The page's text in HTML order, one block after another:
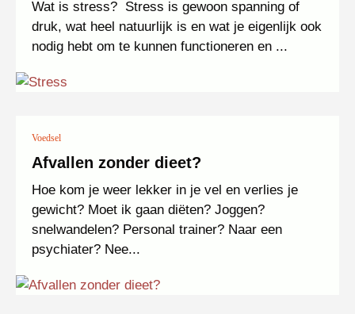
Wat is stress? Stress is gewoon spanning of
druk, wat heel natuurlijk is en wat je eigenlijk ook
nodig hebt om te kunnen functioneren en ...
Voedsel
Afvallen zonder dieet?
Hoe kom je weer lekker in je vel en verlies je
gewicht? Moet ik gaan diëten? Joggen?
snelwandelen? Personal trainer? Naar een
psychiater? Nee...